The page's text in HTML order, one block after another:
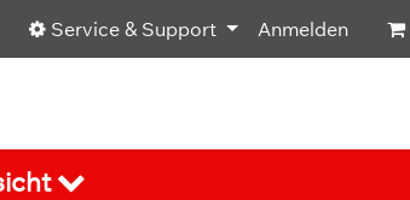
Service & Support Anmelden